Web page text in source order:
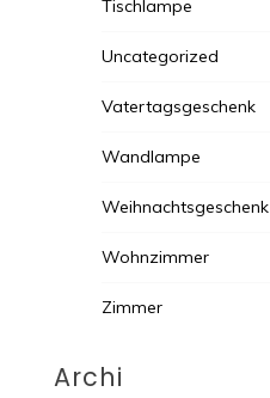
Tischlampe
Uncategorized
Vatertagsgeschenk
Wandlampe
Weihnachtsgeschenk
Wohnzimmer
Zimmer
Archi